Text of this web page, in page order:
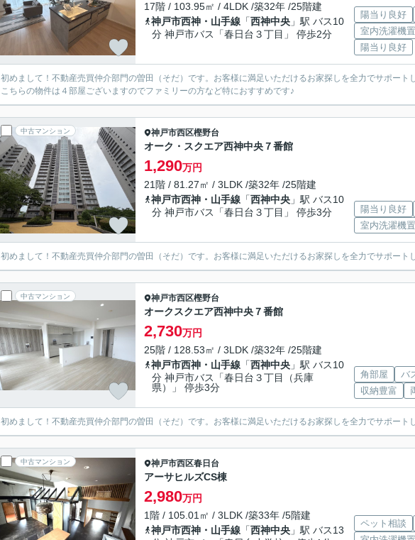
17階 / 103.95㎡ / 4LDK /築32年 /25階建
神戸市西神・山手線 「西神中央 」駅 バス10
分 神戸市バス「春日台３丁目」 停歩2分
陽当り良好
室内洗濯機
陽当り良好
初めまして！不動産売買仲介部門の曽田（そだ）です。お客様に満足いただけるお家探しを全力でサポート
こちらの物件は４部屋ございますのでファミリーの方など特におすすめです♪
中古マンション 神戸市西区樫野台
オーク・スクエア西神中央７番館
1,290万円
21階 / 81.27㎡ / 3LDK /築32年 /25階建
神戸市西神・山手線 「西神中央 」駅 バス10
分 神戸市バス「春日台３丁目」 停歩3分
陽当り良好
室内洗濯機
初めまして！不動産売買仲介部門の曽田（そだ）です。お客様に満足いただけるお家探しを全力でサポート
中古マンション 神戸市西区樫野台
オークスクエア西神中央７番館
2,730万円
25階 / 128.53㎡ / 3LDK /築32年 /25階建
神戸市西神・山手線 「西神中央 」駅 バス10
分 神戸市バス「春日台３丁目（兵庫
県）」 停歩3分
角部屋 バ
収納豊富
初めまして！不動産売買仲介部門の曽田（そだ）です。お客様に満足いただけるお家探しを全力でサポート
中古マンション 神戸市西区春日台
アーサヒルズCS棟
2,980万円
1階 / 105.01㎡ / 3LDK /築33年 /5階建
神戸市西神・山手線 「西神中央 」駅 バス13
ペット相談